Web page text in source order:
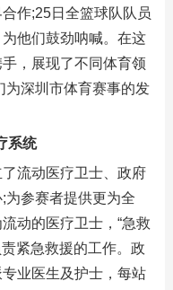
作;25日全篮球队队员
他们鼓劲呐喊。在这
，展现了不同体育领
为深圳市体育赛事的发
系统
流动医疗卫士、政府
为参赛者提供更为全
动的医疗卫士，“急救
紧急救援的工作。政
业医生及护士，每站